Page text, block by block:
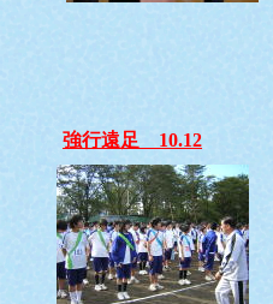
強行遠足 10.12